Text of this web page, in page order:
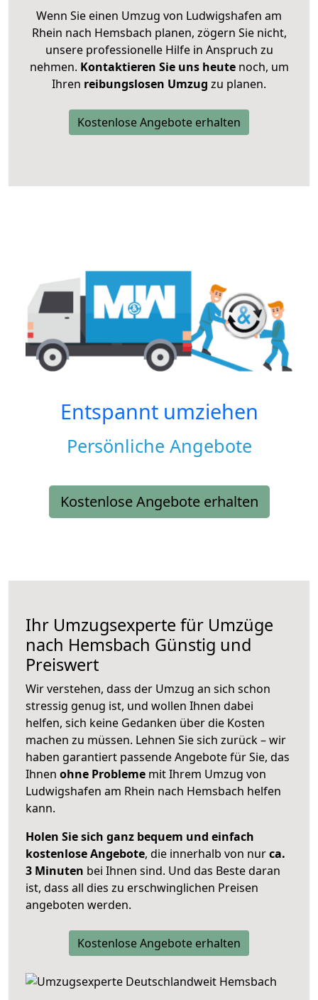
Wenn Sie einen Umzug von Ludwigshafen am
Rhein nach Hemsbach planen, zögern Sie nicht,
unsere professionelle Hilfe in Anspruch zu
nehmen. Kontaktieren Sie uns heutenoch, um
Ihren reibungslosen Umzug zu planen.
Kostenlose Angebote erhalten
Entspannt umziehen
Persönliche Angebote
Kostenlose Angebote erhalten
Ihr Umzugsexperte für Umzüge
nach Hemsbach Günstig und
Preiswert
Wir verstehen, dass der Umzug an sich schon
stressig genug ist, und wollen Ihnen dabei
helfen, sich keine Gedanken über die Kosten
machen zu müssen. Lehnen Sie sich zurück – wir
haben garantiert passende Angebote für Sie, das
Ihnen ohne Probleme mit Ihrem Umzug von
Ludwigshafen am Rhein nach Hemsbach helfen
kann.
Holen Sie sich ganz bequem und einfach
kostenlose Angebote, die innerhalb von nurca.
3 Minuten bei Ihnen sind. Und das Beste daran
ist, dass all dies zu erschwinglichen Preisen
angeboten werden.
Kostenlose Angebote erhalten